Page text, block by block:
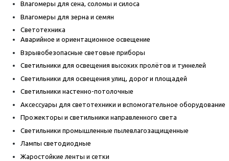
Влагомеры для сена, соломы и силоса
Влагомеры для зерна и семян
Светотехника
Аварийное и ориентационное освещение
Взрывобезопасные световые приборы
Светильники для освещения высоких пролётов и туннелей
Светильники для освещения улиц, дорог и площадей
Светильники настенно-потолочные
Аксессуары для светотехники и вспомогательное оборудование
Прожекторы и светильники направленного света
Светильники промышленные пылевлагозащищенные
Лампы светодиодные
Жаростойкие ленты и сетки